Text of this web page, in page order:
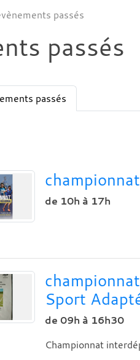
passés
passés
passés
de 10h à 17h
Sport
de 09h à 16h30
Championnat